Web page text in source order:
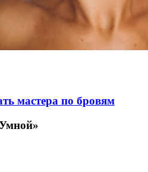
мастера по бровям